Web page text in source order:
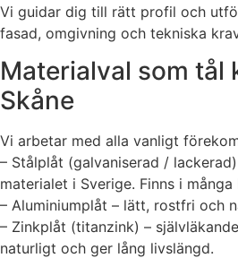
Vi guidar dig till rätt profil och
fasad, omgivning och tekniska
Materialval som tål
Skåne
Vi arbetar med alla vanligt
– Stålplåt (galvaniserad /
materialet i Sverige. Finns i
– Aluminiumplåt – lätt, rostfri och
– Zinkplåt (titanzink) –
naturligt och ger lång livslängd.